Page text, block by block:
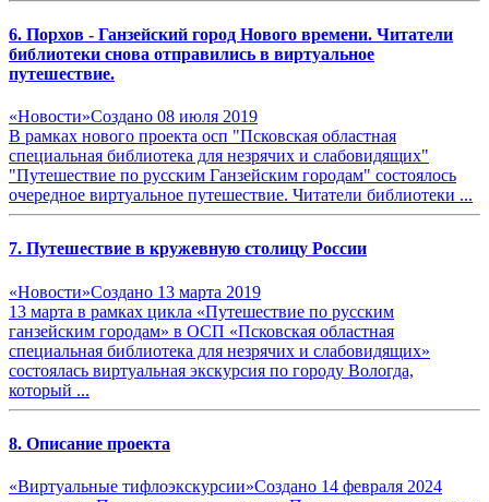
6. Порхов - Ганзейский город Нового времени. Читатели
библиотеки снова отправились в виртуальное
путешествие.
«Новости»Создано 08 июля 2019
В рамках нового проекта осп "Псковская областная
специальная библиотека для незрячих и слабовидящих"
"Путешествие по русским Ганзейским городам" состоялось
очередное виртуальное путешествие. Читатели библиотеки ...
7. Путешествие в кружевную столицу России
«Новости»Создано 13 марта 2019
13 марта в рамках цикла «Путешествие по русским
ганзейским городам» в ОСП «Псковская областная
специальная библиотека для незрячих и слабовидящих»
состоялась виртуальная экскурсия по городу Вологда,
который ...
8. Описание проекта
«Виртуальные тифлоэкскурсии»Создано 14 февраля 2024